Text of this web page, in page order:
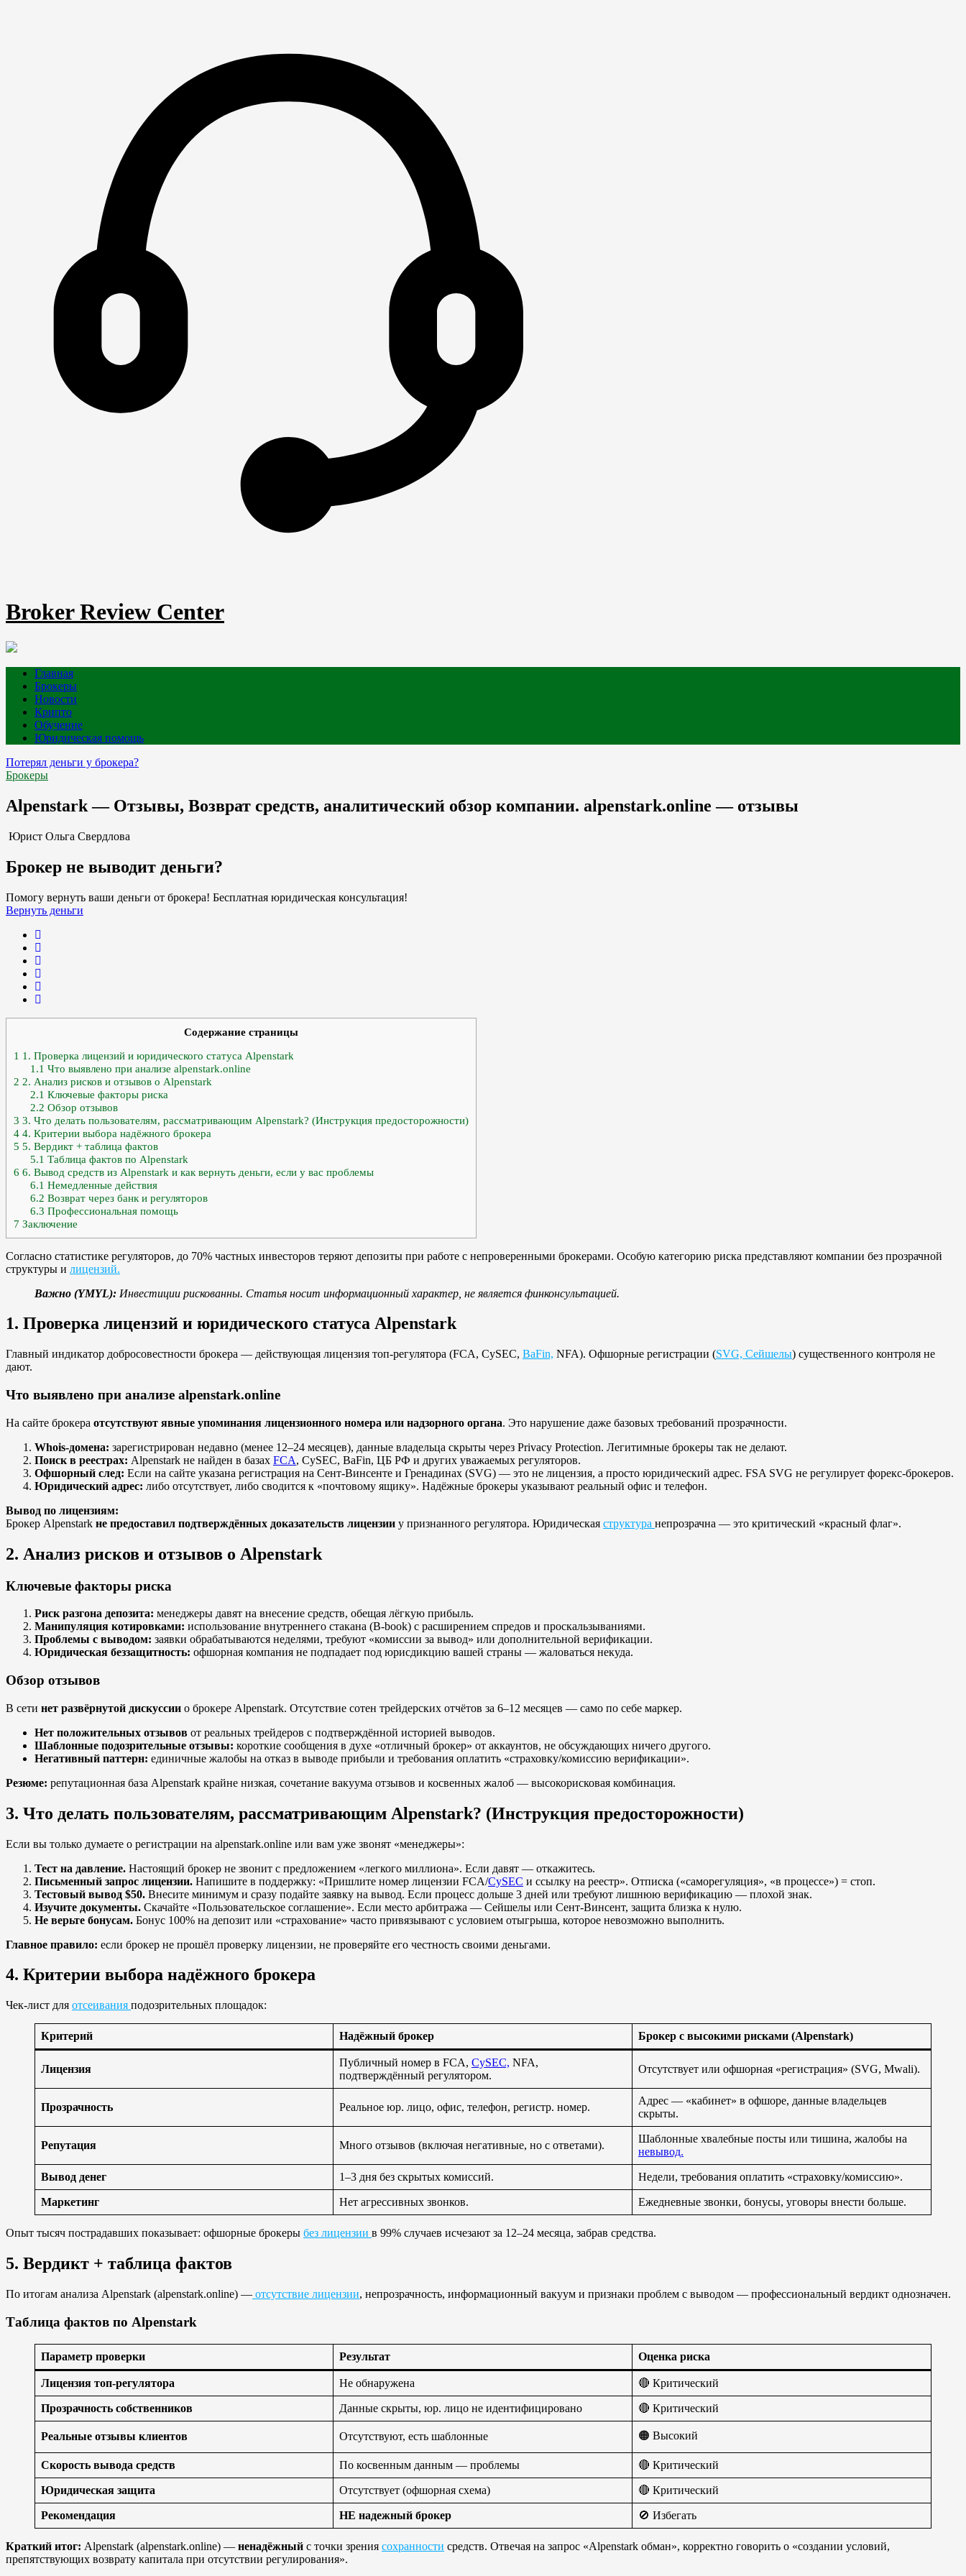
Broker Review Center
Главная
Брокеры
Новости
Крипто
Обучение
Юридическая помощь
Потерял деньги у брокера?
Брокеры
Alpenstark — Отзывы, Возврат средств, аналитический обзор компании. alpenstark.online — отзывы
Юрист Ольга Свердлова
Брокер не выводит деньги?
Помогу вернуть ваши деньги от брокера! Бесплатная юридическая консультация!
Вернуть деньги
Содержание страницы
1 1. Проверка лицензий и юридического статуса Alpenstark
1.1 Что выявлено при анализе alpenstark.online
2 2. Анализ рисков и отзывов о Alpenstark
2.1 Ключевые факторы риска
2.2 Обзор отзывов
3 3. Что делать пользователям, рассматривающим Alpenstark? (Инструкция предосторожности)
4 4. Критерии выбора надёжного брокера
5 5. Вердикт + таблица фактов
5.1 Таблица фактов по Alpenstark
6 6. Вывод средств из Alpenstark и как вернуть деньги, если у вас проблемы
6.1 Немедленные действия
6.2 Возврат через банк и регуляторов
6.3 Профессиональная помощь
7 Заключение
Согласно статистике регуляторов, до 70% частных инвесторов теряют депозиты при работе с непроверенными брокерами. Особую категорию риска представляют компании без прозрачной
структуры и лицензий.
Важно (YMYL): Инвестиции рискованны. Статья носит информационный характер, не является финконсультацией.
1. Проверка лицензий и юридического статуса Alpenstark
Главный индикатор добросовестности брокера — действующая лицензия топ-регулятора (FCA, CySEC, BaFin, NFA). Офшорные регистрации (SVG, Сейшелы) существенного контроля не
дают.
Что выявлено при анализе alpenstark.online
На сайте брокера отсутствуют явные упоминания лицензионного номера или надзорного органа. Это нарушение даже базовых требований прозрачности.
Whois-домена: зарегистрирован недавно (менее 12–24 месяцев), данные владельца скрыты через Privacy Protection. Легитимные брокеры так не делают.
Поиск в реестрах: Alpenstark не найден в базах FCA, CySEC, BaFin, ЦБ РФ и других уважаемых регуляторов.
Офшорный след: Если на сайте указана регистрация на Сент-Винсенте и Гренадинах (SVG) — это не лицензия, а просто юридический адрес. FSA SVG не регулирует форекс-брокеров.
Юридический адрес: либо отсутствует, либо сводится к «почтовому ящику». Надёжные брокеры указывают реальный офис и телефон.
Вывод по лицензиям:
Брокер Alpenstark не предоставил подтверждённых доказательств лицензии у признанного регулятора. Юридическая структура непрозрачна — это критический «красный флаг».
2. Анализ рисков и отзывов о Alpenstark
Ключевые факторы риска
Риск разгона депозита: менеджеры давят на внесение средств, обещая лёгкую прибыль.
Манипуляция котировками: использование внутреннего стакана (B-book) с расширением спредов и проскальзываниями.
Проблемы с выводом: заявки обрабатываются неделями, требуют «комиссии за вывод» или дополнительной верификации.
Юридическая беззащитность: офшорная компания не подпадает под юрисдикцию вашей страны — жаловаться некуда.
Обзор отзывов
В сети нет развёрнутой дискуссии о брокере Alpenstark. Отсутствие сотен трейдерских отчётов за 6–12 месяцев — само по себе маркер.
Нет положительных отзывов от реальных трейдеров с подтверждённой историей выводов.
Шаблонные подозрительные отзывы: короткие сообщения в духе «отличный брокер» от аккаунтов, не обсуждающих ничего другого.
Негативный паттерн: единичные жалобы на отказ в выводе прибыли и требования оплатить «страховку/комиссию верификации».
Резюме: репутационная база Alpenstark крайне низкая, сочетание вакуума отзывов и косвенных жалоб — высокорисковая комбинация.
3. Что делать пользователям, рассматривающим Alpenstark? (Инструкция предосторожности)
Если вы только думаете о регистрации на alpenstark.online или вам уже звонят «менеджеры»:
Тест на давление. Настоящий брокер не звонит с предложением «легкого миллиона». Если давят — откажитесь.
Письменный запрос лицензии. Напишите в поддержку: «Пришлите номер лицензии FCA/CySEC и ссылку на реестр». Отписка («саморегуляция», «в процессе») = стоп.
Тестовый вывод $50. Внесите минимум и сразу подайте заявку на вывод. Если процесс дольше 3 дней или требуют лишнюю верификацию — плохой знак.
Изучите документы. Скачайте «Пользовательское соглашение». Если место арбитража — Сейшелы или Сент-Винсент, защита близка к нулю.
Не верьте бонусам. Бонус 100% на депозит или «страхование» часто привязывают с условием отыгрыша, которое невозможно выполнить.
Главное правило: если брокер не прошёл проверку лицензии, не проверяйте его честность своими деньгами.
4. Критерии выбора надёжного брокера
Чек-лист для отсеивания подозрительных площадок:
Критерий Надёжный брокер Брокер с высокими рисками (Alpenstark)
Лицензия
Публичный номер в FCA, CySEC, NFA,
подтверждённый регулятором.
Отсутствует или офшорная «регистрация» (SVG, Mwali).
Прозрачность Реальное юр. лицо, офис, телефон, регистр. номер.
Адрес — «кабинет» в офшоре, данные владельцев
скрыты.
Репутация Много отзывов (включая негативные, но с ответами).
Шаблонные хвалебные посты или тишина, жалобы на
невывод.
Вывод денег 1–3 дня без скрытых комиссий. Недели, требования оплатить «страховку/комиссию».
Маркетинг Нет агрессивных звонков. Ежедневные звонки, бонусы, уговоры внести больше.
Опыт тысяч пострадавших показывает: офшорные брокеры без лицензии в 99% случаев исчезают за 12–24 месяца, забрав средства.
5. Вердикт + таблица фактов
По итогам анализа Alpenstark (alpenstark.online) — отсутствие лицензии, непрозрачность, информационный вакуум и признаки проблем с выводом — профессиональный вердикт однозначен.
Таблица фактов по Alpenstark
Параметр проверки Результат Оценка риска
Лицензия топ-регулятора Не обнаружена 🔴 Критический
Прозрачность собственников Данные скрыты, юр. лицо не идентифицировано 🔴 Критический
Реальные отзывы клиентов Отсутствуют, есть шаблонные 🟠 Высокий
Скорость вывода средств По косвенным данным — проблемы 🔴 Критический
Юридическая защита Отсутствует (офшорная схема) 🔴 Критический
Рекомендация НЕ надежный брокер 🚫 Избегать
Краткий итог: Alpenstark (alpenstark.online) — ненадёжный с точки зрения сохранности средств. Отвечая на запрос «Alpenstark обман», корректно говорить о «создании условий,
препятствующих возврату капитала при отсутствии регулирования».